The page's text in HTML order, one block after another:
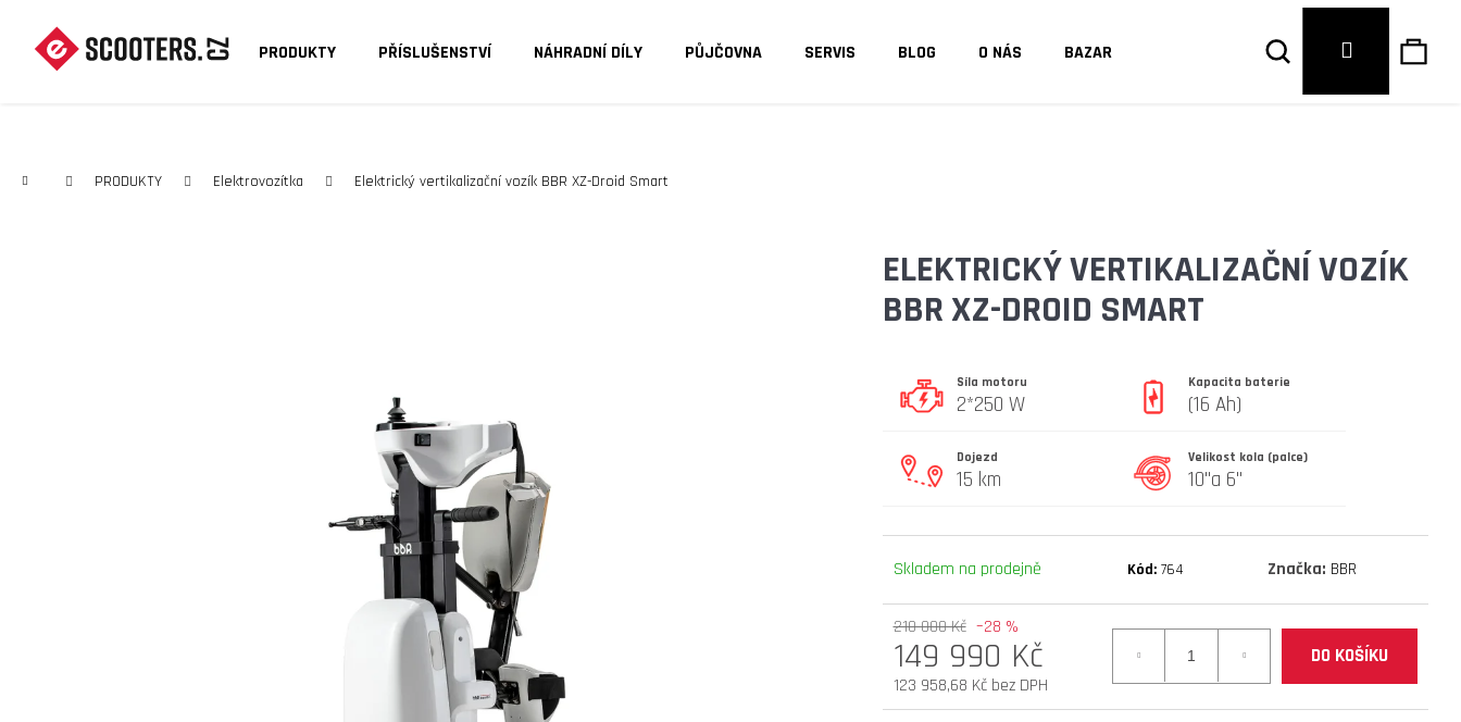
PRODUKTY PŘÍSLUŠENSTVÍ NÁHRADNÍ DÍLY PŮJČOVNA SERVIS BLOG O NÁS BAZAR Hledat Přihlášení
Domů PRODUKTY Elektrovozítka Elektrický vertikalizační vozík BBR XZ-Droid Smart
ELEKTRICKÝ VERTIKALIZAČNÍ VOZÍK
BBR XZ-DROID SMART
Síla motoru
2*250 W
Kapacita baterie
(16 Ah)
Dojezd
15 km
Velikost kola (palce)
10"a 6"
Skladem na prodejně Kód: 764 Značka: BBR
210 000 Kč –28 %
149 990 Kč
123 958,68 Kč bez DPH
Měrná
DO KOŠÍKU
Zpět
Zpět
Následující
elektrokoloběžka inokim ox super 23ah lg
elektrokoloběžka inokim oxo super 60v
25,6ah lg
54 900 Kč
Původně:
v.2 cz edition
33 990 Kč